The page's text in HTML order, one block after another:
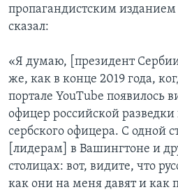
пропагандистским изданием
сказал:
«Я думаю, [президент
же, как в конце 2019 года,
портале YouTube появилось
офицер российской разведки
сербского офицера. С одной
[лидерам] в Вашингтоне и
столицах: вот, видите, что
как они на меня давят и как